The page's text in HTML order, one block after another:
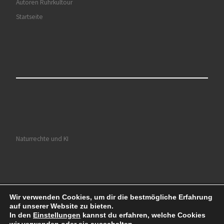
Autoren Ruhrkultour
Startseite
Naturrechte und KI
© 2026Ruhrkultour– Alle Rechte vorbehalten
Präsentiert vonWP– Entworfen mit demCustomizr-Theme
Wir verwenden Cookies, um dir die bestmögliche Erfahrung
auf unserer Website zu bieten.
In den Einstellungen kannst du erfahren, welche Cookies